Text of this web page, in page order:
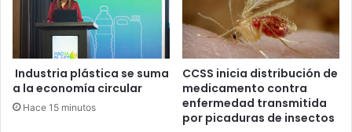
Industria plástica se suma
a la economía circular
Hace 15 minutos
CCSS inicia distribución de
medicamento contra
enfermedad transmitida
por picaduras de insectos